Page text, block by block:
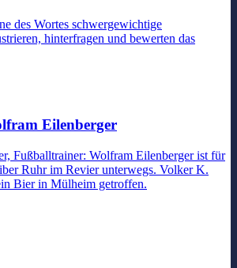
des Wortes schwergewichtige
hinterfragen und bewerten das
Eilenberger
Fußballtrainer: Wolfram Eilenberger ist für
Ruhr im Revier unterwegs. Volker K.
Bier in Mülheim getroffen.